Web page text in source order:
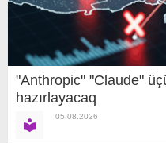
"Anthropic" "Claude"
hazırlayacaq
05.08.2026